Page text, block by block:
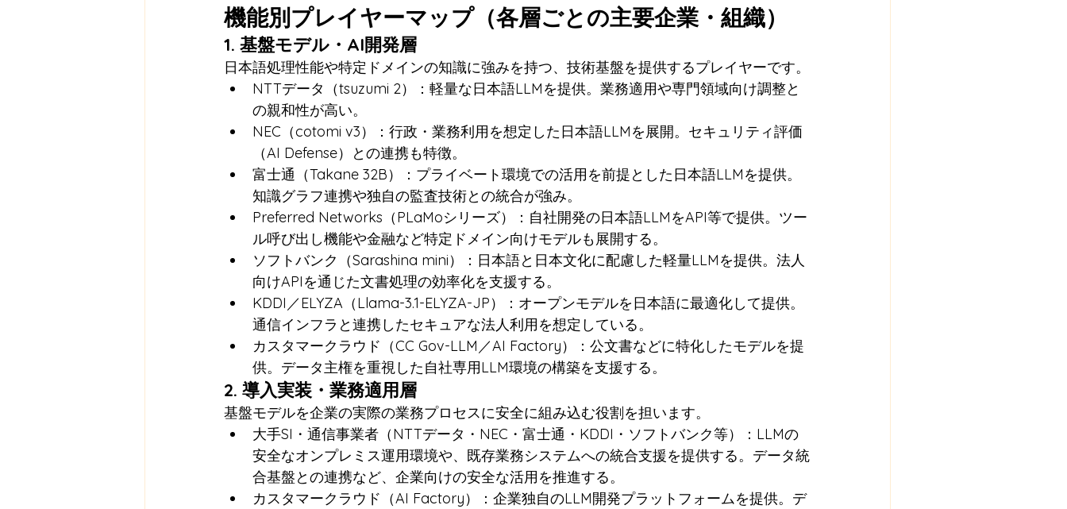
機能別プレイヤーマップ（各層ごとの主要企業・組織）
1. 基盤モデル・AI開発層
日本語処理性能や特定ドメインの知識に強みを持つ、技術基盤を提供するプレイヤーです。
NTTデータ（tsuzumi 2）：軽量な日本語LLMを提供。業務適用や専門領域向け調整と
の親和性が高い。
NEC（cotomi v3）：行政・業務利用を想定した日本語LLMを展開。セキュリティ評価
（AI Defense）との連携も特徴。
富士通（Takane 32B）：プライベート環境での活用を前提とした日本語LLMを提供。
知識グラフ連携や独自の監査技術との統合が強み。
Preferred Networks（PLaMoシリーズ）：自社開発の日本語LLMをAPI等で提供。ツー
ル呼び出し機能や金融など特定ドメイン向けモデルも展開する。
ソフトバンク（Sarashina mini）：日本語と日本文化に配慮した軽量LLMを提供。法人
向けAPIを通じた文書処理の効率化を支援する。
KDDI／ELYZA（Llama-3.1-ELYZA-JP）：オープンモデルを日本語に最適化して提供。
通信インフラと連携したセキュアな法人利用を想定している。
カスタマークラウド（CC Gov-LLM／AI Factory）：公文書などに特化したモデルを提
供。データ主権を重視した自社専用LLM環境の構築を支援する。
2. 導入実装・業務適用層
基盤モデルを企業の実際の業務プロセスに安全に組み込む役割を担います。
大手SI・通信事業者（NTTデータ・NEC・富士通・KDDI・ソフトバンク等）：LLMの
安全なオンプレミス運用環境や、既存業務システムへの統合支援を提供する。データ統
合基盤との連携など、企業向けの安全な活用を推進する。
カスタマークラウド（AI Factory）：企業独自のLLM開発プラットフォームを提供。デ